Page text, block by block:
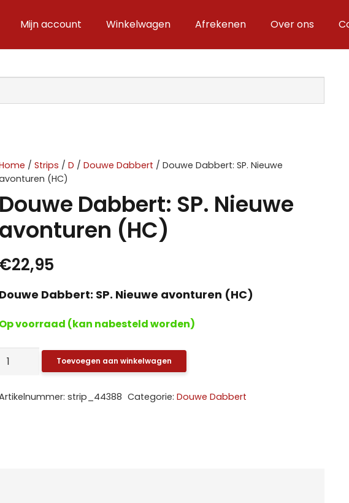
Mijn account Winkelwagen Afrekenen Over ons
/Strips /D /Douwe Dabbert / Douwe Dabbert: SP. Nieuwe
(HC)
Douwe Dabbert: SP. Nieuwe
avonturen (HC)
€22,95
Douwe Dabbert: SP. Nieuwe avonturen (HC)
Op voorraad (kan nabesteld worden)
Douwe
Dabbert:
SP.
Toevoegen aan winkelwagen
strip_44388 Categorie: Douwe Dabbert